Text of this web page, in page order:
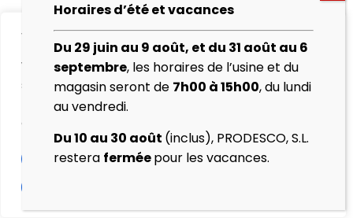
We value your privacy
We use cookies to enhance your browsing experience,
serve personalised ads or content, and analyse our
traffic. By clicking "Accept All", you consent to our use
of cookies.
Customise
Reject All
Politique de cookies
Mentions légales
Politique de
Protocole de vente
Horaires d’été et vacances
Du 29 juin au 9 août, et du 31 août au 6
septembre, les horaires de l’usine et du
magasin seront de 7h00 à 15h00, du lundi
au vendredi.
Du 10 au 30 août (inclus), PRODESCO, S.L.
restera ferméepour les vacances.